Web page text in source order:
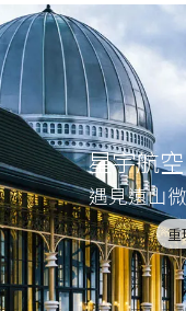
星宇航
遇見遠山
重